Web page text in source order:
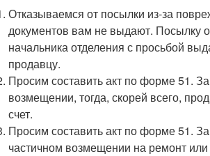
Отказываемся от посылки из-за
документов вам не выдают. Посылку
начальника отделения с просьбой
продавцу.
Просим составить акт по форме 51.
возмещении, тогда, скорей всего,
счет.
Просим составить акт по форме 51.
частичном возмещении на ремонт